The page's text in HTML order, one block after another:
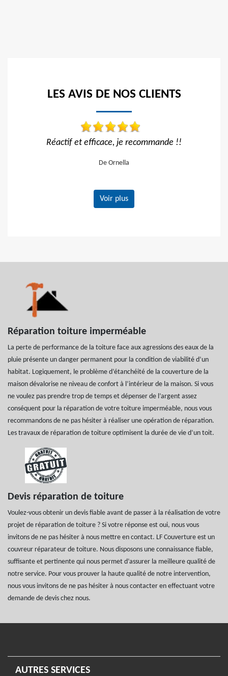
LES AVIS DE NOS CLIENTS
recommande !! Travail impeccable
Voir plus
Réparation toiture imperméable
La perte de performance de la toiture face aux agressions des eaux de la
pluie présente un danger permanent pour la condition de viabilité d’un
habitat. Logiquement, le problème d’étanchéité de la couverture de la
maison dévalorise ne niveau de confort à l’intérieur de la maison. Si vous
ne voulez pas prendre trop de temps et dépenser de l’argent assez
conséquent pour la réparation de votre toiture imperméable, nous vous
recommandons de ne pas hésiter à réaliser une opération de réparation.
Les travaux de réparation de toiture optimisent la durée de vie d’un toit.
Devis réparation de toiture
Voulez-vous obtenir un devis fiable avant de passer à la réalisation de votre
projet de réparation de toiture ? Si votre réponse est oui, nous vous
invitons de ne pas hésiter à nous mettre en contact. LF Couverture est un
couvreur réparateur de toiture. Nous disposons une connaissance fiable,
suffisante et pertinente qui nous permet d’assurer la meilleure qualité de
notre service. Pour vous prouver la haute qualité de notre intervention,
nous vous invitons de ne pas hésiter à nous contacter en effectuant votre
demande de devis chez nous.
AUTRES SERVICES